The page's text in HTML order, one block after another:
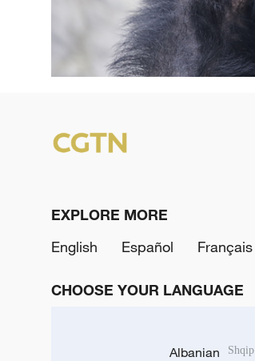
EXPLORE MORE
English
Español Français
CHOOSE YOUR LANGUAGE
Albanian Shqip